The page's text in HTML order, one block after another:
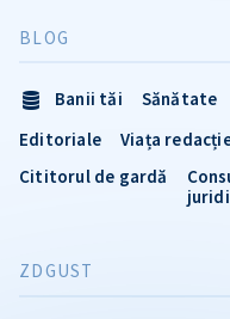
BLOG
Banii tăi Sănătate
Editoriale
Viața
Cititorul de gardă
ZDGUST